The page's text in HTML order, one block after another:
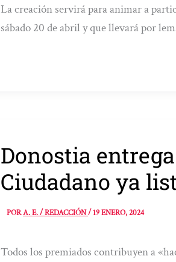
La creación servirá para animar a
sábado 20 de abril y que llevará por
Donostia
Ciudadano ya
PORA. E. / REDACCIÓN/19 ENERO, 2024
Todos los premiados contribuyen a